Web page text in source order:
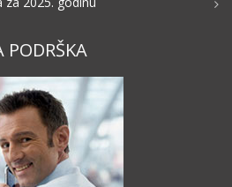
PODRŠKA